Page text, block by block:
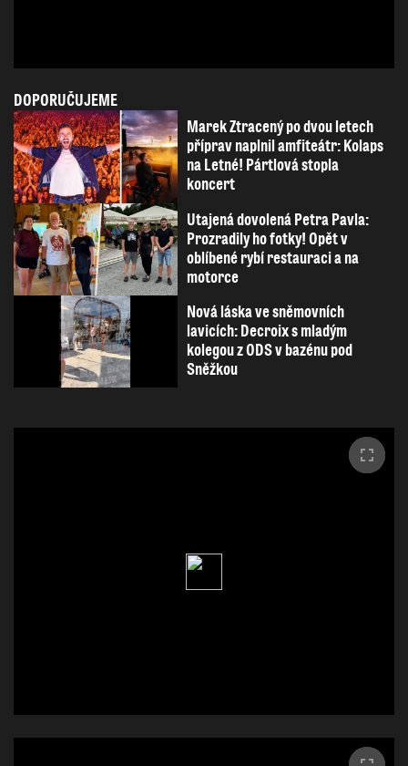
DOPORUČUJEME
Marek Ztracený po dvou letech
příprav naplnil amfiteátr: Kolaps
na Letné! Pártlová stopla
koncert
Utajená dovolená Petra Pavla:
Prozradily ho fotky! Opět v
oblíbené rybí restauraci a na
motorce
Nová láska ve sněmovních
lavicích: Decroix s mladým
kolegou z ODS v bazénu pod
Sněžkou